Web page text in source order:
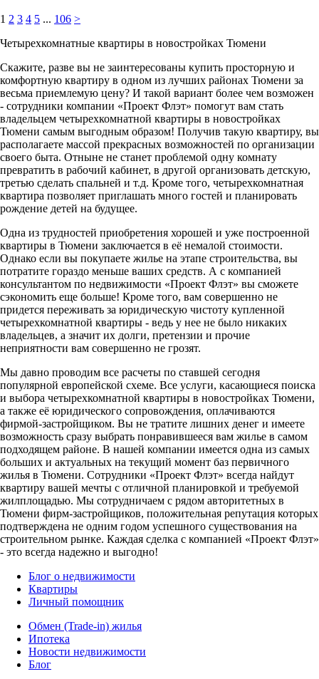
1 2 3 4 5 ... 106 >
Четырехкомнатные квартиры в новостройках Тюмени
Скажите, разве вы не заинтересованы купить просторную и
комфортную квартиру в одном из лучших районах Тюмени за
весьма приемлемую цену? И такой вариант более чем возможен
- сотрудники компании «Проект Флэт» помогут вам стать
владельцем четырехкомнатной квартиры в новостройках
Тюмени самым выгодным образом! Получив такую квартиру, вы
располагаете массой прекрасных возможностей по организации
своего быта. Отныне не станет проблемой одну комнату
превратить в рабочий кабинет, в другой организовать детскую,
третью сделать спальней и т.д. Кроме того, четырехкомнатная
квартира позволяет приглашать много гостей и планировать
рождение детей на будущее.
Одна из трудностей приобретения хорошей и уже построенной
квартиры в Тюмени заключается в её немалой стоимости.
Однако если вы покупаете жилье на этапе строительства, вы
потратите гораздо меньше ваших средств. А с компанией
консультантом по недвижимости «Проект Флэт» вы сможете
сэкономить еще больше! Кроме того, вам совершенно не
придется переживать за юридическую чистоту купленной
четырехкомнатной квартиры - ведь у нее не было никаких
владельцев, а значит их долги, претензии и прочие
неприятности вам совершенно не грозят.
Мы давно проводим все расчеты по ставшей сегодня
популярной европейской схеме. Все услуги, касающиеся поиска
и выбора четырехкомнатной квартиры в новостройках Тюмени,
а также её юридического сопровождения, оплачиваются
фирмой-застройщиком. Вы не тратите лишних денег и имеете
возможность сразу выбрать понравившееся вам жилье в самом
подходящем районе. В нашей компании имеется одна из самых
больших и актуальных на текущий момент баз первичного
жилья в Тюмени. Сотрудники «Проект Флэт» всегда найдут
квартиру вашей мечты с отличной планировкой и требуемой
жилплощадью. Мы сотрудничаем с рядом авторитетных в
Тюмени фирм-застройщиков, положительная репутация которых
подтверждена не одним годом успешного существования на
строительном рынке. Каждая сделка с компанией «Проект Флэт»
- это всегда надежно и выгодно!
Блог о недвижимости
Квартиры
Личный помощник
Обмен (Trade-in) жилья
Ипотека
Новости недвижимости
Блог